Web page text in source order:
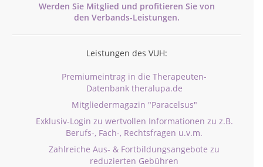
Werden Sie Mitglied und profitieren Sie von
den Verbands-Leistungen.
Leistungen des VUH:
Premiumeintrag in die Therapeuten-
Datenbank theralupa.de
Mitgliedermagazin "Paracelsus"
Exklusiv-Login zu wertvollen Informationen zu z.B.
Berufs-, Fach-, Rechtsfragen u.v.m.
Zahlreiche Aus- & Fortbildungsangebote zu
reduzierten Gebühren